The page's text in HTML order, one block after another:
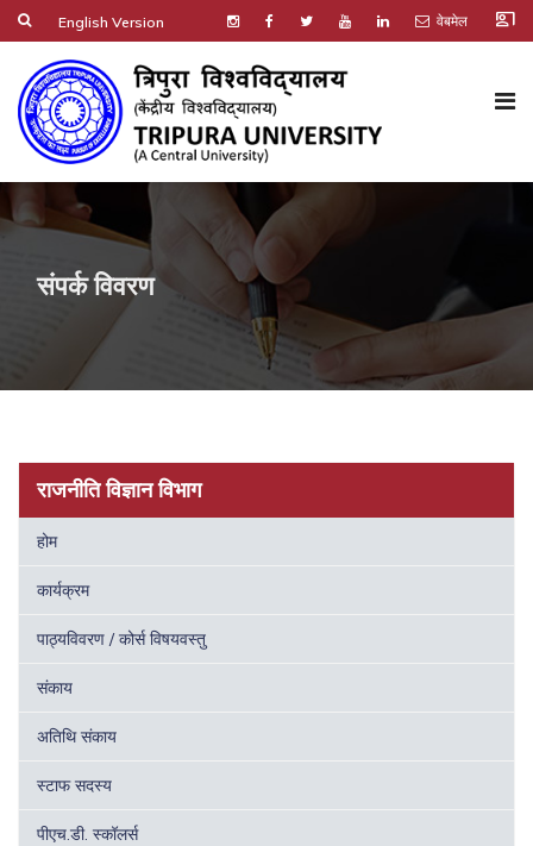
English Version वेबमेल co_present
संपर्क विवरण
राजनीति विज्ञान विभाग
होम
कार्यक्रम
पाठ्यविवरण / कोर्स विषयवस्तु
संकाय
अतिथि संकाय
स्टाफ सदस्य
पीएच.डी. स्कॉलर्स